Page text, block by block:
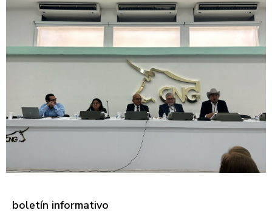
boletín informativo